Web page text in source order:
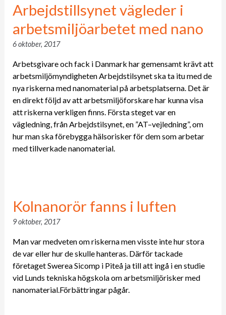
Arbejdstillsynet vägleder i
arbetsmiljöarbetet med nano
6 oktober, 2017
Arbetsgivare och fack i Danmark har gemensamt krävt att
arbetsmiljömyndigheten Arbejdstilsynet ska ta itu med de
nya riskerna med nanomaterial på arbetsplatserna. Det är
en direkt följd av att arbetsmiljöforskare har kunna visa
att riskerna verkligen finns. Första steget var en
vägledning, från Arbejdstilsynet, en ”AT–vejledning”, om
hur man ska förebygga hälsorisker för dem som arbetar
med tillverkade nanomaterial.
Kolnanorör fanns i luften
9 oktober, 2017
Man var medveten om riskerna men visste inte hur stora
de var eller hur de skulle hanteras. Därför tackade
företaget Swerea Sicomp i Piteå ja till att ingå i en studie
vid Lunds tekniska högskola om arbetsmiljörisker med
nanomaterial.Förbättringar pågår.